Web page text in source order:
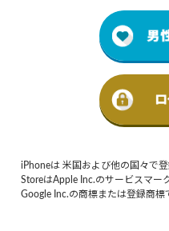
iPhoneは 米国および他の国々で
StoreはApple Inc.のサービスマー
Google Inc.の商標または登録商標